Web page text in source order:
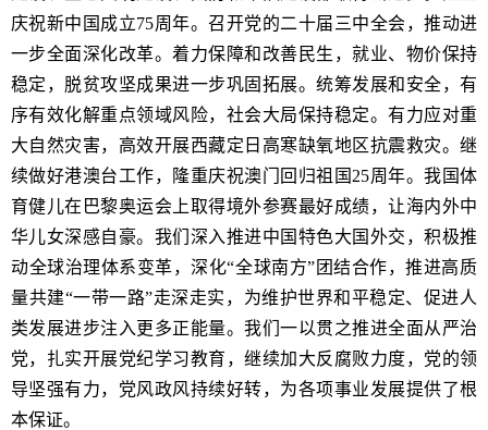
庆祝新中国成立75周年。召开党的二十届三中全会，推动进
一步全面深化改革。着力保障和改善民生，就业、物价保持
稳定，脱贫攻坚成果进一步巩固拓展。统筹发展和安全，有
序有效化解重点领域风险，社会大局保持稳定。有力应对重
大自然灾害，高效开展西藏定日高寒缺氧地区抗震救灾。继
续做好港澳台工作，隆重庆祝澳门回归祖国25周年。我国体
育健儿在巴黎奥运会上取得境外参赛最好成绩，让海内外中
华儿女深感自豪。我们深入推进中国特色大国外交，积极推
动全球治理体系变革，深化“全球南方”团结合作，推进高质
量共建“一带一路”走深走实，为维护世界和平稳定、促进人
类发展进步注入更多正能量。我们一以贯之推进全面从严治
党，扎实开展党纪学习教育，继续加大反腐败力度，党的领
导坚强有力，党风政风持续好转，为各项事业发展提供了根
本保证。